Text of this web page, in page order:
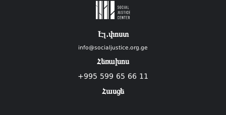
Էլ.փոստ
info@socialjustice.org.ge
Հեռախոս
+995 599 65 66 11
Հասցե